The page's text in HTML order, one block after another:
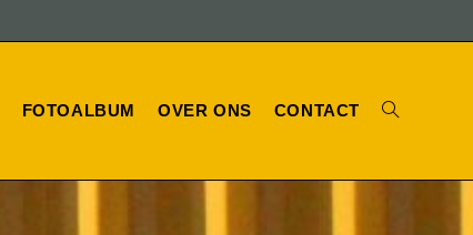
FOTOALBUM OVER ONS CONTACT